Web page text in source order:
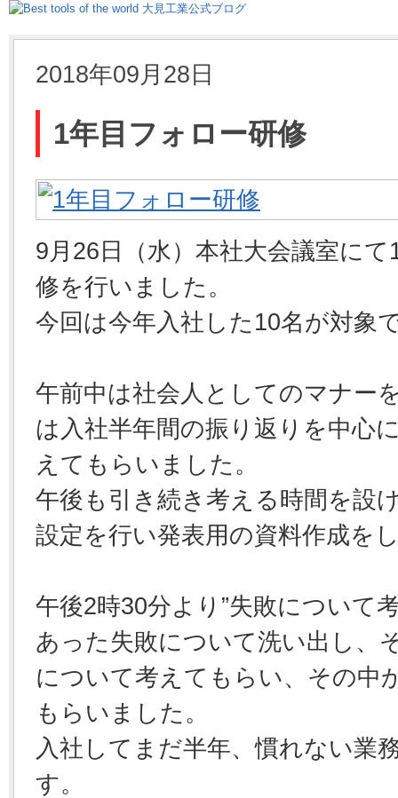
2018年09月28日
1年目フォロー研修
9月26日（水）本社大会議室に
修を行いました。
今回は今年入社した10名が対象
午前中は社会人としてのマナー
は入社半年間の振り返りを中心
えてもらいました。
午後も引き続き考える時間を設
設定を行い発表用の資料作成を
午後2時30分より”失敗について
あった失敗について洗い出し、
について考えてもらい、その中
もらいました。
入社してまだ半年、慣れない業
す。